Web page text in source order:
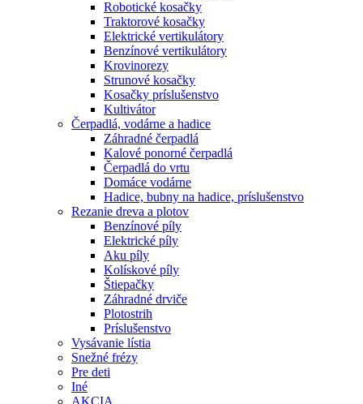
Robotické kosačky
Traktorové kosačky
Elektrické vertikulátory
Benzínové vertikulátory
Krovinorezy
Strunové kosačky
Kosačky príslušenstvo
Kultivátor
Čerpadlá, vodárne a hadice
Záhradné čerpadlá
Kalové ponorné čerpadlá
Čerpadlá do vrtu
Domáce vodárne
Hadice, bubny na hadice, príslušenstvo
Rezanie dreva a plotov
Benzínové píly
Elektrické píly
Aku píly
Kolískové píly
Štiepačky
Záhradné drviče
Plotostrih
Príslušenstvo
Vysávanie lístia
Snežné frézy
Pre deti
Iné
AKCIA